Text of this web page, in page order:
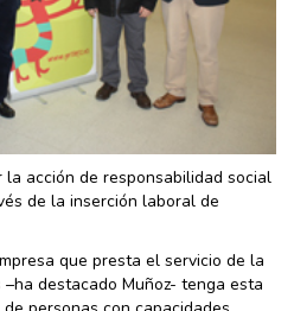
acción de responsabilidad social
de la inserción laboral de
que presta el servicio de la
destacado Muñoz- tenga esta